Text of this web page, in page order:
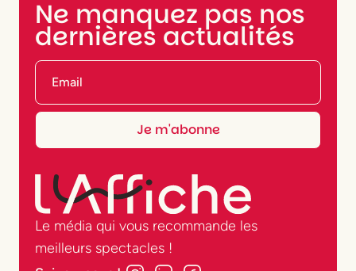
Ne manquez pas nos
dernières actualités
Le média qui vous recommande les
meilleurs spectacles !